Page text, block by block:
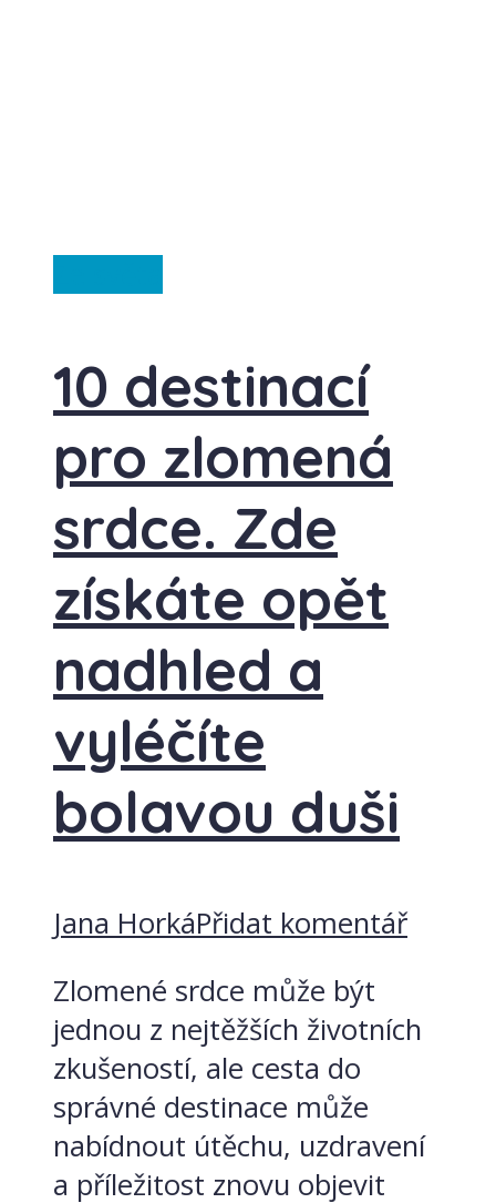
10 destinací
pro zlomená
srdce. Zde
získáte opět
nadhled a
vyléčíte
bolavou duši
Jana HorkáPřidat komentář
Zlomené srdce může být
jednou z nejtěžších životních
zkušeností, ale cesta do
správné destinace může
nabídnout útěchu, uzdravení
a příležitost znovu objevit